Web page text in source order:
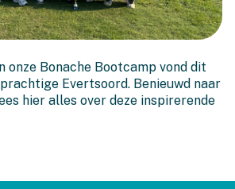
onze Bonache Bootcamp vond dit
Evertsoord. Benieuwd naar
hier alles over deze inspirerende